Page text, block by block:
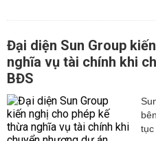
Đại diện Sun Group
nghĩa vụ tài chính khi
BĐS
tục